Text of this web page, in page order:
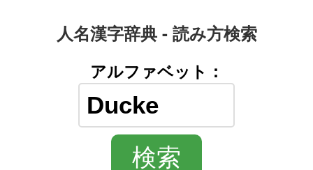
人名漢字辞典 - 読み方検索
アルファベット：